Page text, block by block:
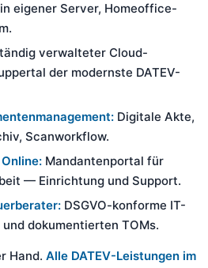
eigener Server, Homeoffice-
verwalteter Cloud-
der modernste DATEV-
Digitale Akte,
Scanworkflow.
Mandantenportal für
— Einrichtung und Support.
DSGVO-konforme IT-
dokumentierten TOMs.
Hand. Alle DATEV-Leistungen im